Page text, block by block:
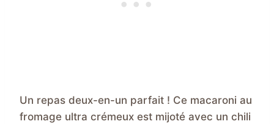
Un repas deux-en-un parfait ! Ce macaroni au
fromage ultra crémeux est mijoté avec un chili